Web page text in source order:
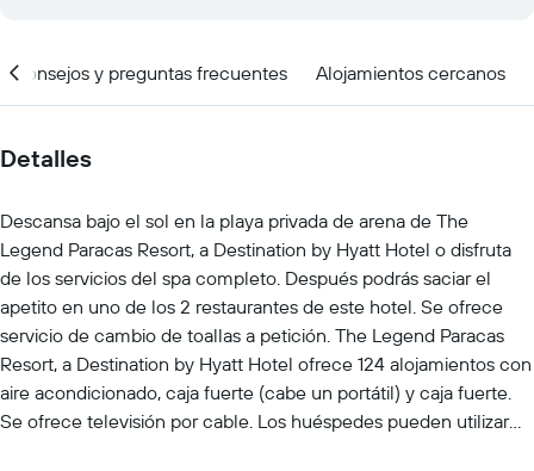
Consejos y preguntas frecuentes Alojamientos cercanos
Detalles
Descansa bajo el sol en la playa privada de arena de The
Legend Paracas Resort, a Destination by Hyatt Hotel o disfruta
de los servicios del spa completo. Después podrás saciar el
apetito en uno de los 2 restaurantes de este hotel. Se ofrece
servicio de cambio de toallas a petición. The Legend Paracas
Resort, a Destination by Hyatt Hotel ofrece 124 alojamientos con
aire acondicionado, caja fuerte (cabe un portátil) y caja fuerte.
Se ofrece televisión por cable. Los huéspedes pueden utilizar